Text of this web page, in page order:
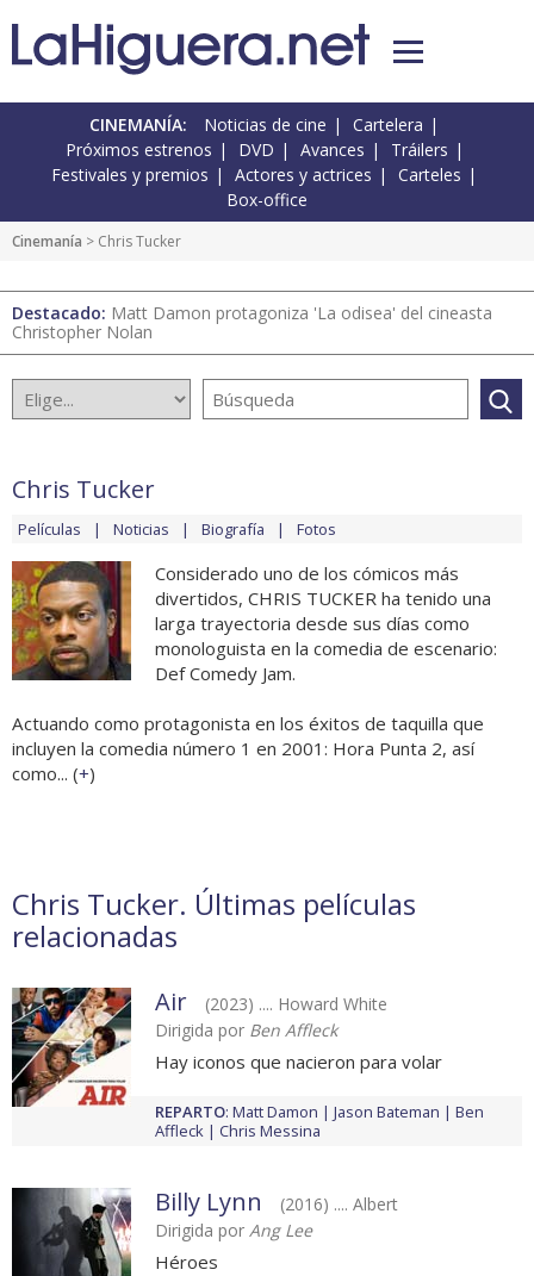
CINEMANÍA: Noticias de cine
Cartelera
Próximos estrenos
DVD Avances
Tráilers
Festivales y premios
Actores y actrices
Carteles
Box-office
Cinemanía > Chris Tucker
Destacado: Matt Damon protagoniza 'La odisea' del cineasta
Christopher Nolan
Chris Tucker
Películas Noticias Biografía Fotos
Considerado uno de los cómicos más
divertidos, CHRIS TUCKER ha tenido una
larga trayectoria desde sus días como
monologuista en la comedia de escenario:
Def Comedy Jam.
Actuando como protagonista en los éxitos de taquilla que
incluyen la comedia número 1 en 2001: Hora Punta 2, así
como... (+)
Chris Tucker. Últimas películas
relacionadas
Air
(2023) .... Howard White
Dirigida por Ben Affleck
Hay iconos que nacieron para volar
REPARTO: Matt Damon Jason Bateman
Ben
Affleck
Chris Messina
Billy Lynn
(2016) .... Albert
Dirigida por Ang Lee
Héroes